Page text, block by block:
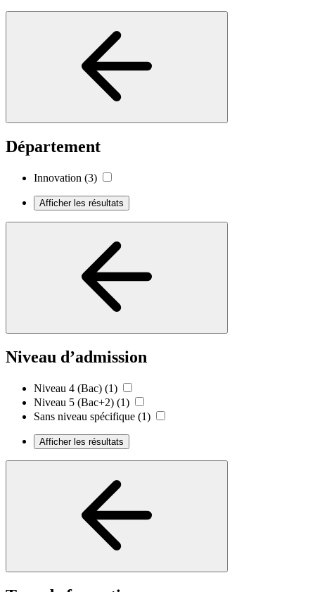
Département
Innovation (3)
Afficher les résultats
Niveau d’admission
Niveau 4 (Bac) (1)
Niveau 5 (Bac+2) (1)
Sans niveau spécifique (1)
Afficher les résultats